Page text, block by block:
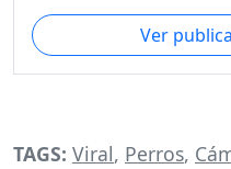
Ver
TAGS: Viral, Perros,